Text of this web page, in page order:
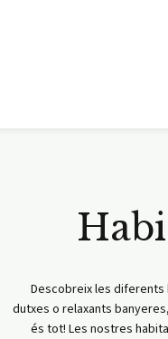
Descobreix les diferents
dutxes o relaxants
és tot! Les nostres